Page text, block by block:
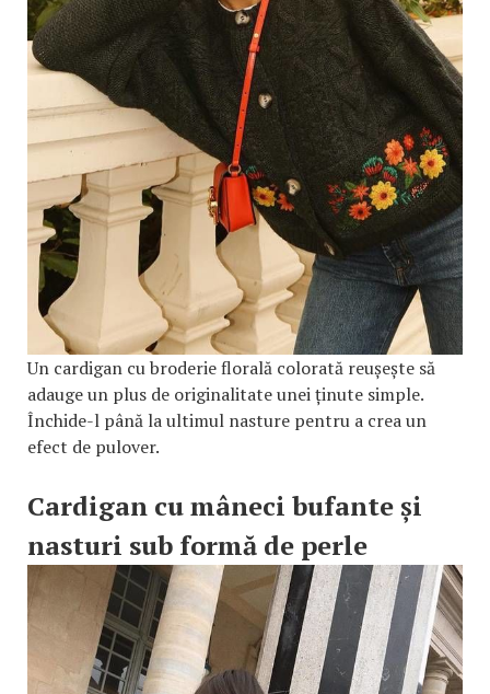
Un cardigan cu broderie florală colorată reușește să
adauge un plus de originalitate unei ținute simple.
Închide-l până la ultimul nasture pentru a crea un
efect de pulover.
Cardigan cu mâneci bufante și
nasturi sub formă de perle